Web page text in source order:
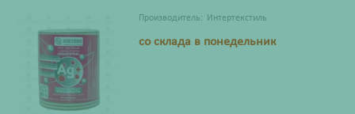
Производитель: Интертекстиль
со склада в понедельник